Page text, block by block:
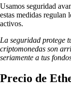
Usamos seguridad
estas medidas regulan
activos.
La seguridad protege
criptomonedas son
seriamente a tus
Precio de